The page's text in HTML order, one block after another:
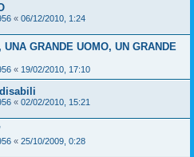
« 06/12/2010, 1:24
GRANDE UOMO, UN GRANDE
« 19/02/2010, 17:10
« 02/02/2010, 15:21
« 25/10/2009, 0:28